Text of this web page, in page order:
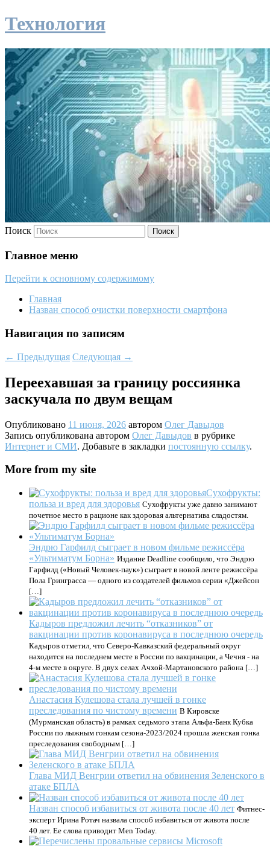
Технология
Поиск
Главное меню
Перейти к основному содержимому
Главная
Назван способ очистки поверхности смартфона
Навигация по записям
← Предыдущая Следующая →
Переехавшая за границу россиянка
заскучала по двум вещам
Опубликовано 11 июня, 2026 автором Олег Давыдов
Запись опубликована автором Олег Давыдов в рубрике
Интернет и СМИ. Добавьте в закладки постоянную ссылку.
More from my site
Сухофрукты:
польза и вред для здоровья Сухофрукты уже давно занимают
почетное место в рационе как здоровая альтернатива сладостям.
Эндрю Гарфилд сыграет в новом фильме режиссёра
«Ультиматум Борна» Издание Deadline сообщило, что Эндрю
Гарфилд («Новый Человек-паук») сыграет в новой ленте режиссёра
Пола Гринграсса — одного из создателей фильмов серии «Джейсон
[…]
Кадыров предложил лечить “отказников” от
вакцинации против коронавируса в последнюю очередь
Кадыров отметил, что Северо-Кавказский федеральный округ
находится на последнем месте в России по вакцинации, а Чечня - на
4-м месте в округе. В двух селах Ачхой-Мартановского района […]
Анастасия Кулешова стала лучшей в гонке
преследования по чистому времени В Кировске
(Мурманская область) в рамках седьмого этапа Альфа-Банк Кубка
России по лыжным гонкам сезона-2023/2024 прошла женская гонка
преследования свободным […]
Глава МИД Венгрии ответил на обвинения Зеленского в
атаке БПЛА
Назван способ избавиться от живота после 40 лет Фитнес-
эксперт Ирина Ротач назвала способ избавиться от живота после
40 лет. Ее слова приводит Men Today.